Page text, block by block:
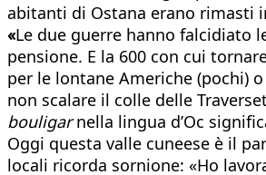
abitanti di Ostana erano rimasti
«Le due guerre hanno falcidiato
pensione. E la 600 con cui
per le lontane Americhe (pochi)
non scalare il colle delle
bouligarnella lingua d’Oc
Oggi questa valle cuneese è il
locali ricorda sornione: «Ho